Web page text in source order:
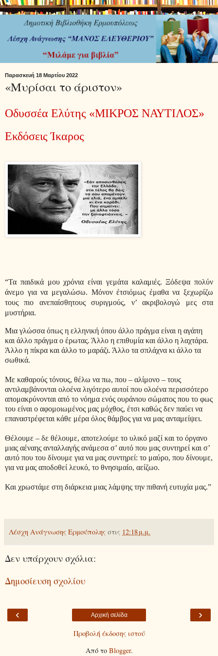
Παρασκευή 18 Μαρτίου 2022
«Μυρίσαι το άριστον»
Οδυσσέα Ελύτης «ΜΙΚΡΟΣ ΝΑΥΤΙΛΟΣ»
Εκδόσεις Ίκαρος
“Τα παιδικά μου χρόνια είναι γεμάτα καλαμιές. Ξόδεψα πολύν
άνεμο για να μεγαλώσω. Μόνον έτσιόμως έμαθα να ξεχωρίζω
τους πιο ανεπαίσθητους συριγμούς, ν’ ακριβολογώ μες στα
μυστήρια.
Μια γλώσσα όπως η ελληνική όπου άλλο πράγμα είναι η αγάπη
και άλλο πράγμα ο έρωτας. Άλλο η επιθυμία και άλλο η λαχτάρα.
Άλλο η πίκρα και άλλο το μαράζι. Άλλο τα σπλάχνα κι άλλο τα
σωθικά.
Με καθαρούς τόνους, θέλω να πω, που – αλίμονο – τους
αντιλαμβάνονται ολοένα λιγότερο αυτοί που ολοένα περισσότερο
απομακρύνονται από το νόημα ενός ουράνιου σώματος που το φως
του είναι ο αφομοιωμένος μας μόχθος, έτσι καθώς δεν παύει να
επαναστρέφεται κάθε μέρα όλος θάμβος για να μας ανταμείψει.
Θέλουμε – δε θέλουμε, αποτελούμε το υλικό μαζί και το όργανο
μιας αέναης ανταλλαγής ανάμεσα σ’ αυτό που μας συντηρεί και σ’
αυτό που του δίνουμε για να μας συντηρεί: το μαύρο, που δίνουμε,
για να μας αποδοθεί λευκό, το θνησιμαίο, αείζωο.
Και χρωστάμε στη διάρκεια μιας λάμψης την πιθανή ευτυχία μας.”
Λέσχη Ανάγνωσης Ερμούπολης στις 12:18 μ.μ.
Δεν υπάρχουν σχόλια:
Δημοσίευση σχολίου
‹ ›
Αρχική σελίδα
Προβολή έκδοσης ιστού
Από το Blogger.